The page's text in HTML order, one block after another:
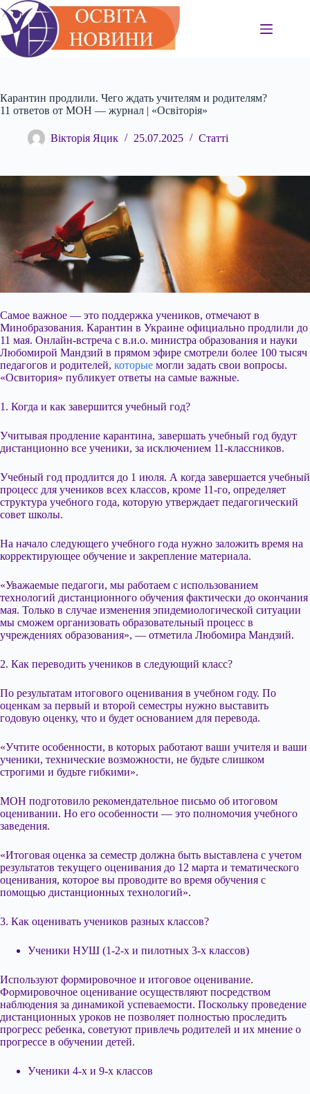
Перейти
до
вмісту
Карантин продлили. Чего ждать учителям и родителям?
11 ответов от МОН — журнал | «Освіторія»
Вікторія Яцик 25.07.2025 Статті
Самое важное — это поддержка учеников, отмечают в
Минобразования. Карантин в Украине официально продлили до
11 мая. Онлайн-встреча с в.и.о. министра образования и науки
Любомирой Мандзий в прямом эфире смотрели более 100 тысяч
педагогов и родителей, которые могли задать свои вопросы.
«Освитория» публикует ответы на самые важные.
1. Когда и как завершится учебный год?
Учитывая продление карантина, завершать учебный год будут
дистанционно все ученики, за исключением 11-классников.
Учебный год продлится до 1 июля. А когда завершается учебный
процесс для учеников всех классов, кроме 11-го, определяет
структура учебного года, которую утверждает педагогический
совет школы.
На начало следующего учебного года нужно заложить время на
корректирующее обучение и закрепление материала.
«Уважаемые педагоги, мы работаем с использованием
технологий дистанционного обучения фактически до окончания
мая. Только в случае изменения эпидемиологической ситуации
мы сможем организовать образовательный процесс в
учреждениях образования», — отметила Любомира Мандзий.
2. Как переводить учеников в следующий класс?
По результатам итогового оценивания в учебном году. По
оценкам за первый и второй семестры нужно выставить
годовую оценку, что и будет основанием для перевода.
«Учтите особенности, в которых работают ваши учителя и ваши
ученики, технические возможности, не будьте слишком
строгими и будьте гибкими».
МОН подготовило рекомендательное письмо об итоговом
оценивании. Но его особенности — это полномочия учебного
заведения.
«Итоговая оценка за семестр должна быть выставлена с учетом
результатов текущего оценивания до 12 марта и тематического
оценивания, которое вы проводите во время обучения с
помощью дистанционных технологий».
3. Как оценивать учеников разных классов?
Ученики НУШ (1-2-х и пилотных 3-х классов)
Используют формировочное и итоговое оценивание.
Формировочное оценивание осуществляют посредством
наблюдения за динамикой успеваемости. Поскольку проведение
дистанционных уроков не позволяет полностью проследить
прогресс ребенка, советуют привлечь родителей и их мнение о
прогрессе в обучении детей.
Ученики 4-х и 9-х классов